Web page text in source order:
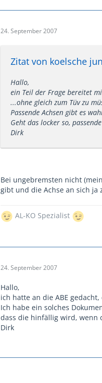
24. September 2007
Zitat von koelsche
Hallo,
ein Teil der Frage bereitet
...ohne gleich zum Tüv zu
Passende Achsen gibt es
Geht das locker so,
Dirk
Bei ungebremsten nicht
gibt und die Achse an sich ja
AL-KO Spezialist
24. September 2007
Hallo,
ich hatte an die ABE
Ich habe ein solches
dass die hinfällig wird, wenn
Dirk